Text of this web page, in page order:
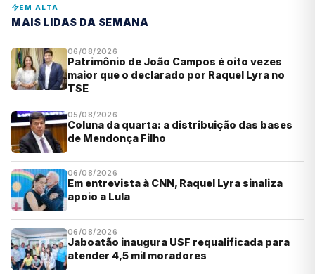
EM ALTA
MAIS LIDAS DA SEMANA
06/08/2026
Patrimônio de João Campos é oito vezes
maior que o declarado por Raquel Lyra no
TSE
05/08/2026
Coluna da quarta: a distribuição das bases
de Mendonça Filho
06/08/2026
Em entrevista à CNN, Raquel Lyra sinaliza
apoio a Lula
06/08/2026
Jaboatão inaugura USF requalificada para
atender 4,5 mil moradores